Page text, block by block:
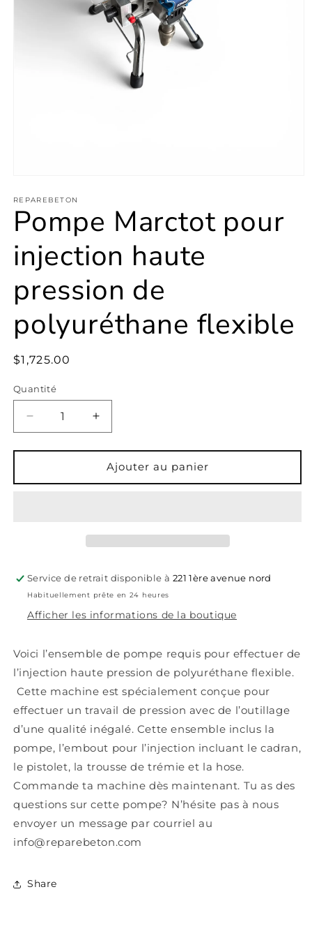
média
1
dans
une
modale
REPAREBETON
Pompe Marctot pour
injection haute
pression de
polyuréthane flexible
Prix
$1,725.00
Quantité
Réduire
la
quantité
Pompe
polyuréthane
flexible
Augmenter
la
quantité
de
Pompe
haute
polyuréthane
flexible
Ajouter au panier
Service de retrait disponible à 221 1ère avenue nord
Habituellement prête en 24 heures
Afficher les informations de la boutique
Voici l’ensemble de pompe requis pour effectuer de
l’injection haute pression de polyuréthane flexible.
Cette machine est spécialement conçue pour
effectuer un travail de pression avec de l’outillage
d’une qualité inégalé. Cette ensemble inclus la
pompe, l’embout pour l’injection incluant le cadran,
le pistolet, la trousse de trémie et la hose.
Commande ta machine dès maintenant. Tu as des
questions sur cette pompe? N’hésite pas à nous
envoyer un message par courriel au
info@reparebeton.com
Share